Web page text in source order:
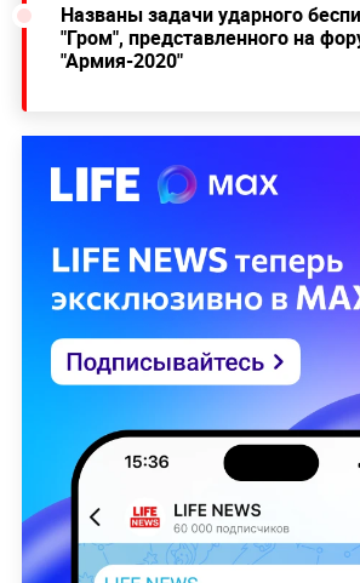
Названы задачи ударного
"Гром", представленного на
"Армия-2020"